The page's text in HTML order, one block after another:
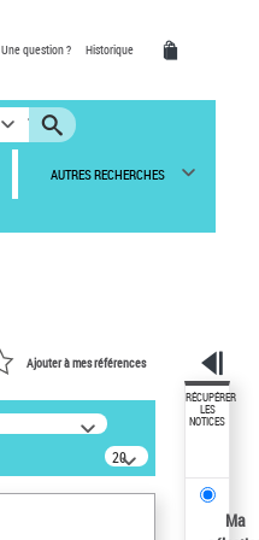
Une question ? Historique
AUTRES RECHERCHES
Ajouter à mes références
20
résultats/page
RÉCUPÉRER
LES
NOTICES
Ma